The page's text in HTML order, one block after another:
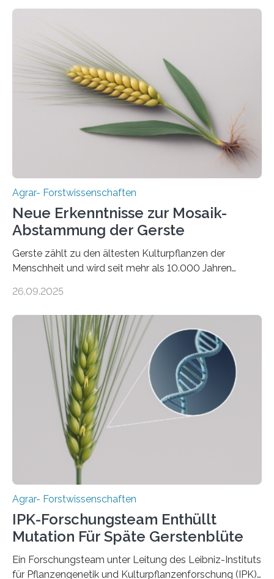
nach nachhaltigen Alternativen zur Energiegewinnung
aus landwirtschaftlichen Kulturen ist ein zentrales
Anliegen im Zuge der europäischen Klimaziele, bis
2050 klimaneutral zu werden. In Deutschland dominiert
bislang der Mais als Energiepflanze, doch sein Anbau
bringt ökologische Herausforderungen mit sich:
Bodenerosion, Nährstoffauswaschung und…
Agrar- Forstwissenschaften
Neue Erkenntnisse zur Mosaik-
Abstammung der Gerste
Gerste zählt zu den ältesten Kulturpflanzen der
Menschheit und wird seit mehr als 10.000 Jahren
einzigen Ort domestiziert wurde. Eine neue Studie eines
Instituts für Pflanzengenetik und
Kulturpflanzenforschung (IPK) zeigt, dass die heutige
Gerste aus verschiedenen Wildpopulationen im
sogenannten Fruchtbaren Halbmond hervorgegangen
ist. Sie besitzt also eine Art „Mosaik-Abstammung“. Die
Ergebnisse der Studie wurden heute in der
Fachzeitschrift „Nature“ veröffentlicht. Die
Forschungsgruppe hat die Evolution und…
26.09.2025
Agrar- Forstwissenschaften
IPK-Forschungsteam Enthüllt
Mutation Für Späte Gerstenblüte
Ein Forschungsteam unter Leitung des Leibniz-Instituts
für Pflanzengenetik und Kulturpflanzenforschung (IPK)